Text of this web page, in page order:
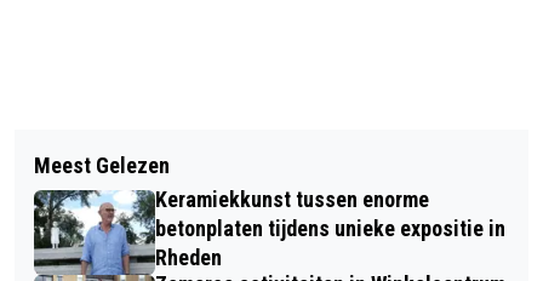
‘IK-BUURT-MEE!’-LEZING ZINGEVING
MAUTHAUSEN LIEDEREN IN DE
PETRUSKERK SPANKEREN
Meest Gelezen
Keramiekkunst tussen enorme
betonplaten tijdens unieke expositie in
Rheden